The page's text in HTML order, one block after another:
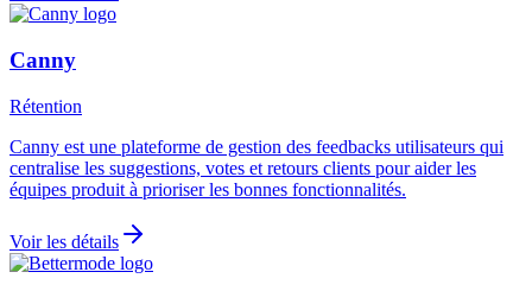
Canny
Rétention
Canny est une plateforme de gestion des feedbacks utilisateurs qui
centralise les suggestions, votes et retours clients pour aider les
équipes produit à prioriser les bonnes fonctionnalités.
Voir les détails